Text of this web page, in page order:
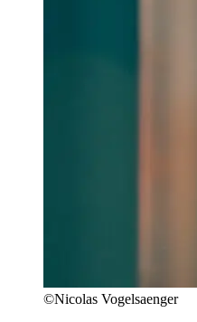
©Nicolas Vogelsaenger